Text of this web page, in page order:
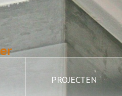
PROJECTEN